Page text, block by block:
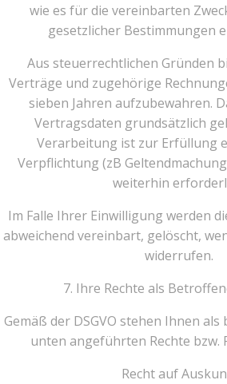
wie es für die vereinbarten
gesetzlicher Bestimmungen
Aus steuerrechtlichen Gründen
Verträge und zugehörige
sieben Jahren aufzubewahren.
Vertragsdaten grundsätzlich
Verarbeitung ist zur Erfüllung
Verpflichtung (zB
weiterhin
Im Falle Ihrer Einwilligung werden
abweichend vereinbart, gelöscht,
widerrufen.
7. Ihre Rechte als
Gemäß der DSGVO stehen Ihnen
unten angeführten Rechte bzw.
Recht auf